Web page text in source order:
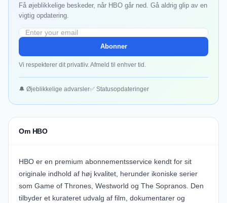
Få øjeblikkelige beskeder, når HBO går ned. Gå aldrig glip av en
vigtig opdatering.
Abonner
Vi respekterer dit privatliv. Afmeld til enhver tid.
🔔 Øjeblikkelige advarsler✅ Statusopdateringer
Om HBO
HBO er en premium abonnementsservice kendt for sit
originale indhold af høj kvalitet, herunder ikoniske serier
som Game of Thrones, Westworld og The Sopranos. Den
tilbyder et kurateret udvalg af film, dokumentarer og